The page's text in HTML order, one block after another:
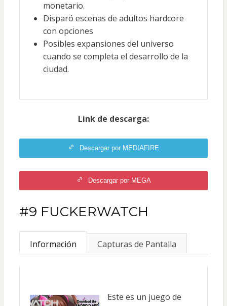
monetario.
Disparó escenas de adultos hardcore
con opciones
Posibles expansiones del universo
cuando se completa el desarrollo de la
ciudad.
Link de descarga:
Descargar por MEDIAFIRE
Descargar por MEGA
#9 FUCKERWATCH
Información Capturas de Pantalla
Este es un juego de